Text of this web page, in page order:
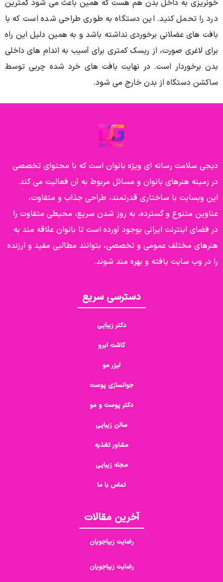
خونریزی به داخل بدن هم هست که همین باعث می شود کمترین
درد را تحمل کنید. این دستگاه به طوری طراحی شده است که با
بافت های عضلانی برخوردی نداشته باشد و به همین دلیل این راه
برای لاغری صورت، از ریسک کمتری برای آسیب به اندام های داخلی
بدن برخوردار است. در نهایت بافت های خرد شده چربی توسط
ساکشن دستگاه از بدن خارج می شود.
دیجی سلامت رسانه ای ویژه بانوان است که با محتوای تخصصی
در زمینه هنرهای بانوان و مسائل مربوط به آن فعالیت می کند.
این وبسایت با ساختاری قدرتمند، طراحی جذاب و متفاوت،
عناوین متنوع و گسترده، به روز شدن سریع، محیطی متفاوت را
در فضای اینترنت ایرانی بوجود آورده است تا بانوان علاقه مند به
هنرهای مختلف عمومی و تخصصی، بتوانند مطالبی مفید و ارزنده
را در وب سایت یافته و بهره مند شوند.
دسترسی سریع
دکتر زیبایی
کاشت ابرو
لیزر مو
جوانسازی پوست
دکتر پوست و مو
سالن زیبایی
مشاور تغذیه
مجله زیبایی
تماس با ما
آخرین مقالات
رضایت زیباجویان
رضایت زیباجویان